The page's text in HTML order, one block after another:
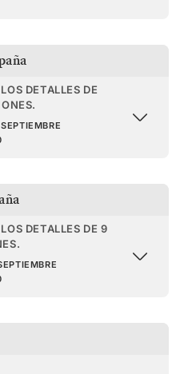
DETALLES DE
DETALLES DE 9